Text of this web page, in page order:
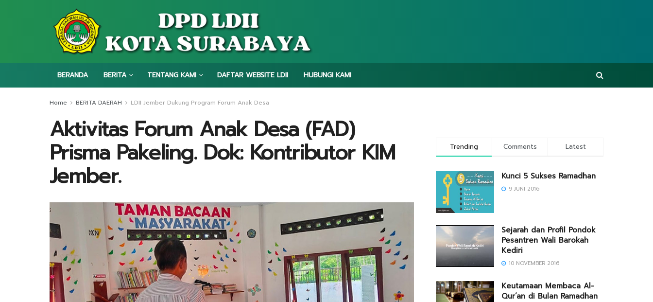
BERANDA BERITA TENTANG KAMI DAFTAR WEBSITE LDII HUBUNGI KAMI
Home BERITA DAERAH LDII Jember Dukung Program Forum Anak Desa
Aktivitas Forum Anak Desa (FAD)
Prisma Pakeling. Dok: Kontributor KIM
Jember.
Trending Comments Latest
Kunci 5 Sukses Ramadhan
9 JUNI 2016
Sejarah dan Profil Pondok
Pesantren Wali Barokah
Kediri
10 NOVEMBER 2016
Keutamaan Membaca Al-
Qur’an di Bulan Ramadhan